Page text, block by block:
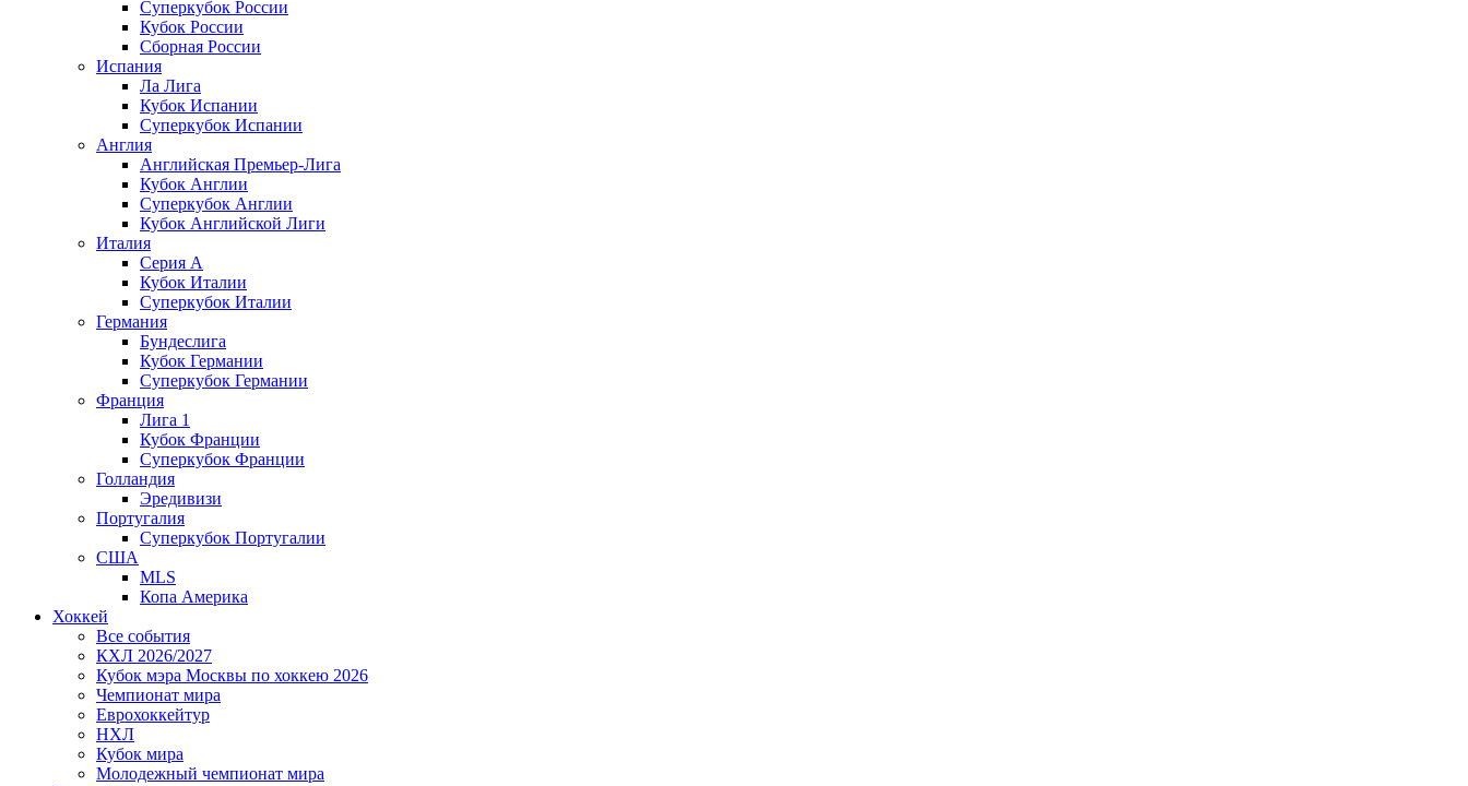
Суперкубок России
Кубок России
Сборная России
Испания
Ла Лига
Кубок Испании
Суперкубок Испании
Англия
Английская Премьер-Лига
Кубок Англии
Суперкубок Англии
Кубок Английской Лиги
Италия
Серия А
Кубок Италии
Суперкубок Италии
Германия
Бундеслига
Кубок Германии
Суперкубок Германии
Франция
Лига 1
Кубок Франции
Суперкубок Франции
Голландия
Эредивизи
Португалия
Суперкубок Португалии
США
MLS
Копа Америка
Хоккей
Все события
КХЛ 2026/2027
Кубок мэра Москвы по хоккею 2026
Чемпионат мира
Еврохоккейтур
НХЛ
Кубок мира
Молодежный чемпионат мира